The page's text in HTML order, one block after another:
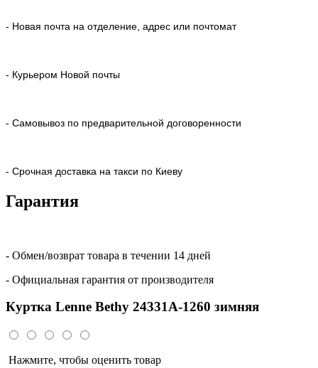
- Новая почта на отделение, адрес или почтомат
- Курьером Новой почты
- Самовывоз по предварительной договоренности
- Срочная доставка на такси по Киеву
Гарантия
- Обмен/возврат товара в течении 14 дней
- Официальная гарантия от производителя
Куртка Lenne Bethy 24331A-1260 зимняя
Нажмите, чтобы оценить товар